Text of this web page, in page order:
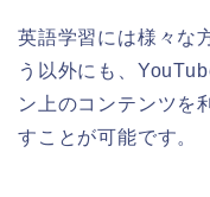
英語学習には様々な
う以外にも、
ン上のコンテンツを
すことが可能です。